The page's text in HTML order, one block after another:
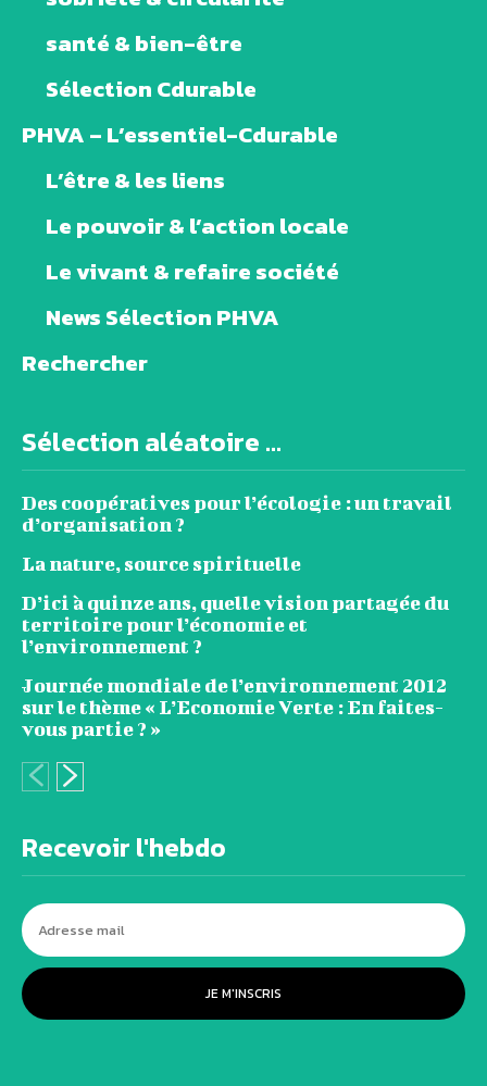
santé & bien-être
Sélection Cdurable
PHVA – L’essentiel-Cdurable
L’être & les liens
Le pouvoir & l’action locale
Le vivant & refaire société
News Sélection PHVA
Rechercher
Sélection aléatoire ...
Des coopératives pour l’écologie : un travail
d’organisation ?
La nature, source spirituelle
D’ici à quinze ans, quelle vision partagée du
territoire pour l’économie et
l’environnement ?
Journée mondiale de l’environnement 2012
sur le thème « L’Economie Verte : En faites-
vous partie ? »
Recevoir l'hebdo
JE M'INSCRIS